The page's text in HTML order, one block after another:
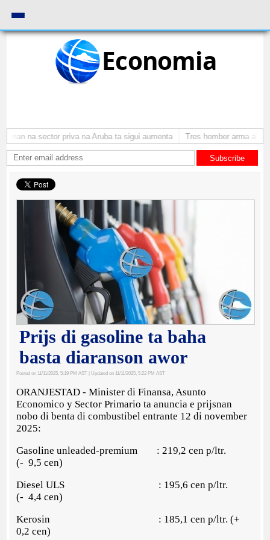
Economia
na sector priva na Aruba ta sigui aumenta Tres homber arma a
Subscribe
Prijs di gasoline ta baha
basta diaranson awor
Posted on 11/11/2025, 5:19 PM AST | Updated on 11/11/2025, 5:22 PM AST
ORANJESTAD - Minister di Finansa, Asunto
Economico y Sector Primario ta anuncia e prijsnan
nobo di benta di combustibel entrante 12 di november
2025:
Gasoline unleaded-premium : 219,2 cen p/ltr.
(- 9,5 cen)
Diesel ULS : 195,6 cen p/ltr.
(- 4,4 cen)
Kerosin : 185,1 cen p/ltr. (+
0,2 cen)